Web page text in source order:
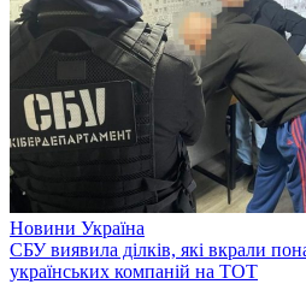
Новини Україна
СБУ виявила ділків, які вкрали
українських компаній на ТОТ